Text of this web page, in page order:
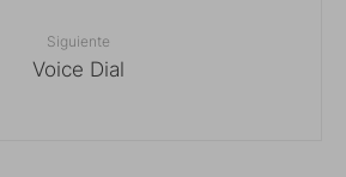
Siguiente
Voice Dial